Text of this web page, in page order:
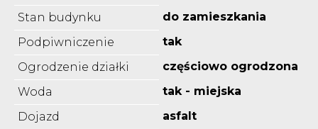
Stan budynku
do zamieszkania
Podpiwniczenie
tak
Ogrodzenie działki
częściowo ogrodzona
Woda
tak - miejska
Dojazd
asfalt